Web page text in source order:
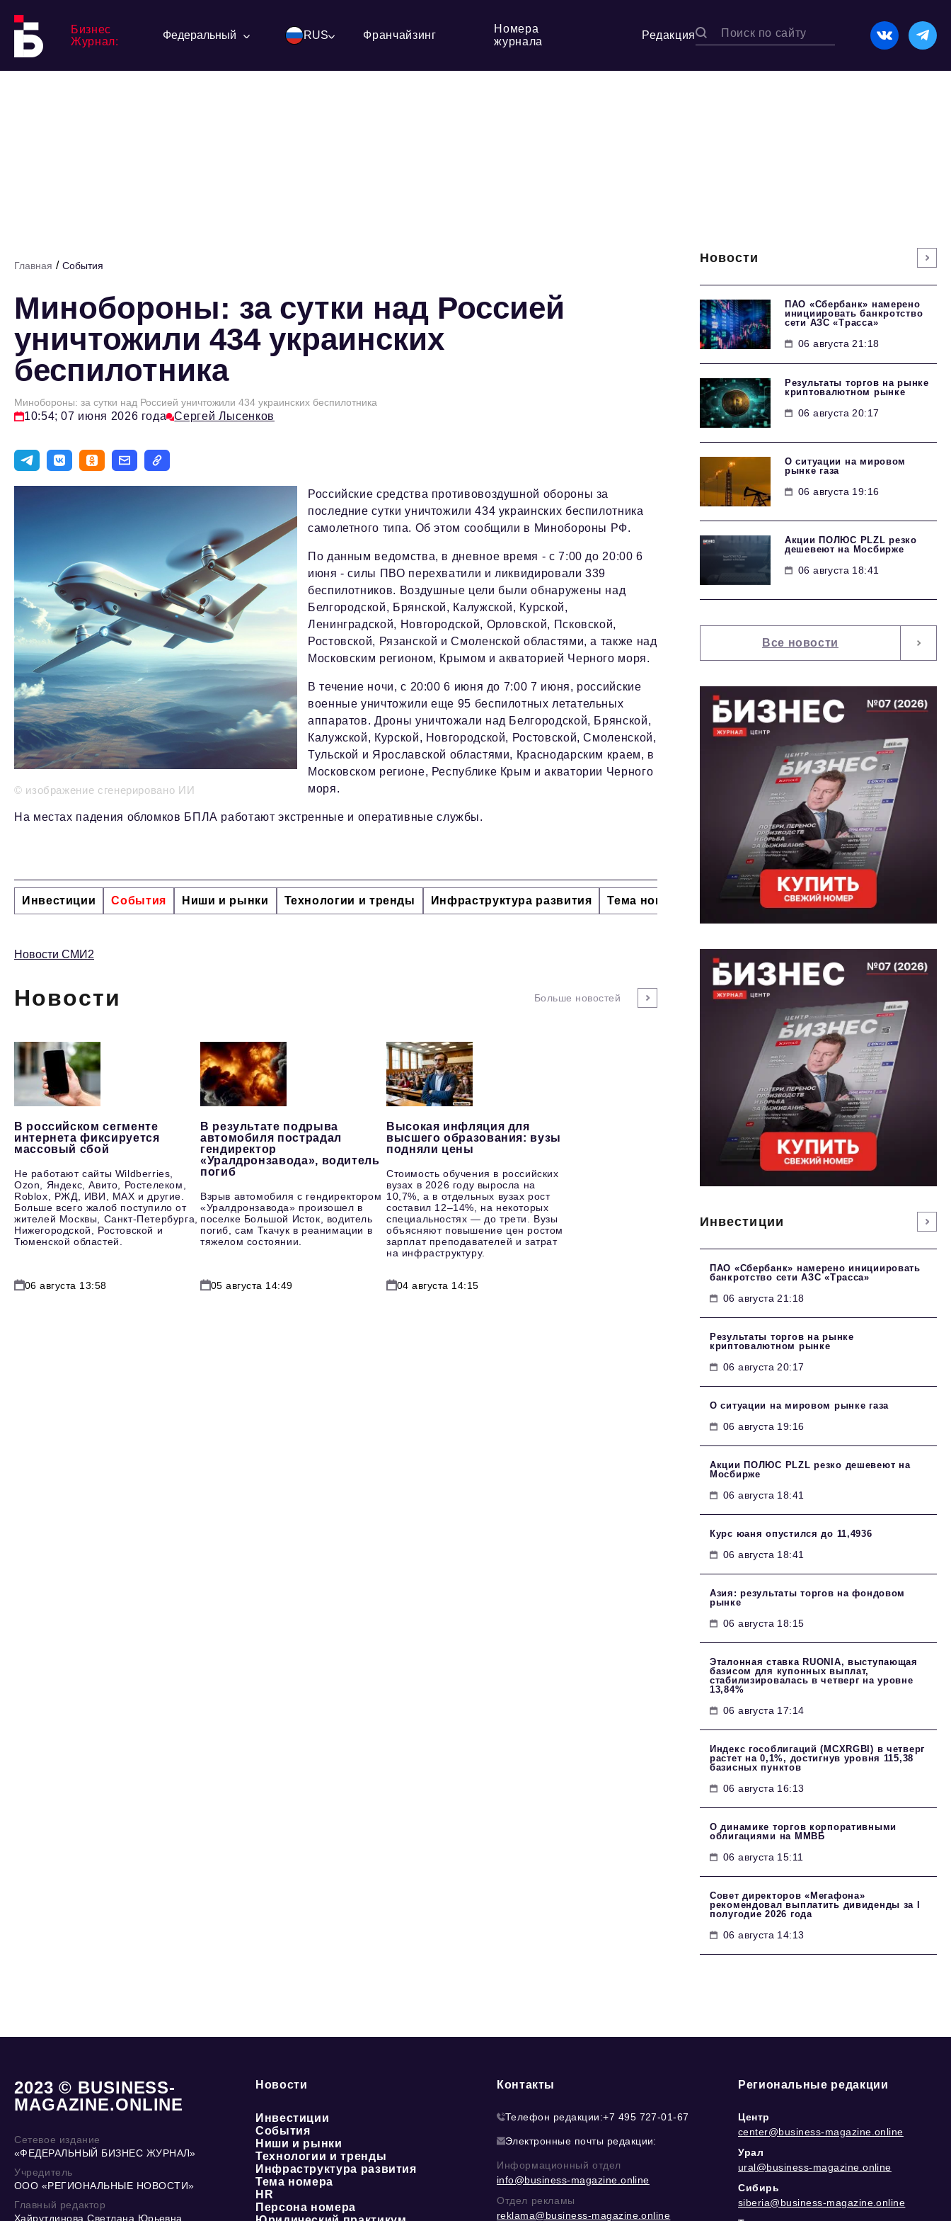
Бизнес
Журнал:
Федеральный RUS Франчайзинг
Номера
журнала
Редакция
Главная / События
Минобороны: за сутки над Россией
уничтожили 434 украинских
беспилотника
Минобороны: за сутки над Россией уничтожили 434 украинских беспилотника
10:54; 07 июня 2026 года Сергей Лысенков
© изображение сгенерировано ИИ
Российские средства противовоздушной обороны за
последние сутки уничтожили 434 украинских беспилотника
самолетного типа. Об этом сообщили в Минобороны РФ.
По данным ведомства, в дневное время - с 7:00 до 20:00 6
июня - силы ПВО перехватили и ликвидировали 339
беспилотников. Воздушные цели были обнаружены над
Белгородской, Брянской, Калужской, Курской,
Ленинградской, Новгородской, Орловской, Псковской,
Ростовской, Рязанской и Смоленской областями, а также над
Московским регионом, Крымом и акваторией Черного моря.
В течение ночи, с 20:00 6 июня до 7:00 7 июня, российские
военные уничтожили еще 95 беспилотных летательных
аппаратов. Дроны уничтожали над Белгородской, Брянской,
Калужской, Курской, Новгородской, Ростовской, Смоленской,
Тульской и Ярославской областями, Краснодарским краем, в
Московском регионе, Республике Крым и акватории Черного
моря.
На местах падения обломков БПЛА работают экстренные и оперативные службы.
Инвестиции События Ниши и рынки Технологии и тренды Инфраструктура развития Тема номера Персона номера Юридический
Новости СМИ2
Новости Больше новостей
В российском сегменте
интернета фиксируется
массовый сбой
Не работают сайты Wildberries,
Ozon, Яндекс, Авито, Ростелеком,
Roblox, РЖД, ИВИ, MAX и другие.
Больше всего жалоб поступило от
жителей Москвы, Санкт-Петербурга,
Нижегородской, Ростовской и
Тюменской областей.
06 августа 13:58
В результате подрыва
автомобиля пострадал
гендиректор
«Уралдронзавода», водитель
погиб
Взрыв автомобиля с гендиректором
«Уралдронзавода» произошел в
поселке Большой Исток, водитель
погиб, сам Ткачук в реанимации в
тяжелом состоянии.
05 августа 14:49
Высокая инфляция для
высшего образования: вузы
подняли цены
Стоимость обучения в российских
вузах в 2026 году выросла на
10,7%, а в отдельных вузах рост
составил 12–14%, на некоторых
специальностях — до трети. Вузы
объясняют повышение цен ростом
зарплат преподавателей и затрат
на инфраструктуру.
04 августа 14:15
Новости
ПАО «Сбербанк» намерено
инициировать банкротство
сети АЗС «Трасса»
06 августа 21:18
Результаты торгов на рынке
криптовалютном рынке
06 августа 20:17
О ситуации на мировом
рынке газа
06 августа 19:16
Акции ПОЛЮС PLZL резко
дешевеют на Мосбирже
06 августа 18:41
Все новости
Инвестиции
ПАО «Сбербанк» намерено инициировать
банкротство сети АЗС «Трасса»
06 августа 21:18
Результаты торгов на рынке
криптовалютном рынке
06 августа 20:17
О ситуации на мировом рынке газа
06 августа 19:16
Акции ПОЛЮС PLZL резко дешевеют на
Мосбирже
06 августа 18:41
Курс юаня опустился до 11,4936
06 августа 18:41
Азия: результаты торгов на фондовом
рынке
06 августа 18:15
Эталонная ставка RUONIA, выступающая
базисом для купонных выплат,
стабилизировалась в четверг на уровне
13,84%
06 августа 17:14
Индекс гособлигаций (MCXRGBI) в четверг
растет на 0,1%, достигнув уровня 115,38
базисных пунктов
06 августа 16:13
О динамике торгов корпоративными
облигациями на ММВБ
06 августа 15:11
Совет директоров «Мегафона»
рекомендовал выплатить дивиденды за I
полугодие 2026 года
06 августа 14:13
2023 © BUSINESS-
MAGAZINE.ONLINE
Сетевое издание
«ФЕДЕРАЛЬНЫЙ БИЗНЕС ЖУРНАЛ»
Учредитель
ООО «РЕГИОНАЛЬНЫЕ НОВОСТИ»
Главный редактор
Хайрутдинова Светлана Юрьевна
Новости
Инвестиции
События
Ниши и рынки
Технологии и тренды
Инфраструктура развития
Тема номера
HR
Персона номера
Контакты
Телефон редакции:+7 495 727-01-67
Электронные почты редакции:
Информационный отдел
info@business-magazine.online
Отдел рекламы
reklama@business-magazine.online
Региональные редакции
Центр
center@business-magazine.online
Урал
ural@business-magazine.online
Сибирь
siberia@business-magazine.online